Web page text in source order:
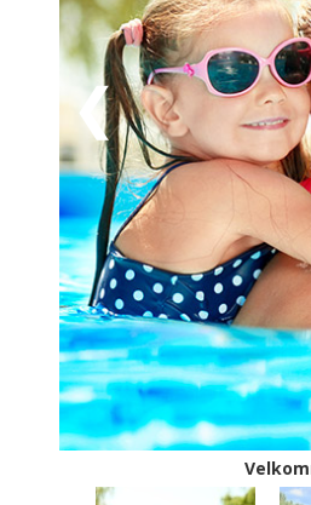
farvestrålende facader
gør byen til et eftertragtet
smuk beliggenhed på sin
den nordligste del af byen,
nogle få hundrede meter
fra havnen i Peschiera del
over søen til romantiske